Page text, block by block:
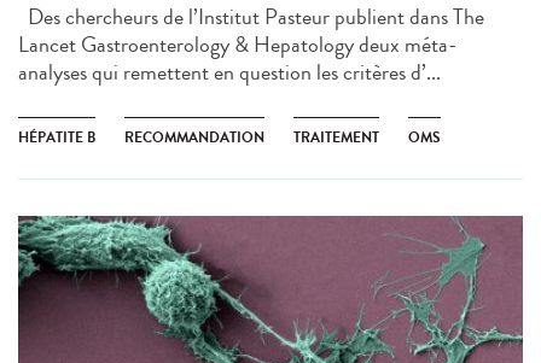
Des chercheurs de l’Institut Pasteur publient dans The
Lancet Gastroenterology & Hepatology deux méta-
analyses qui remettent en question les critères d’...
HÉPATITE B RECOMMANDATION TRAITEMENT OMS